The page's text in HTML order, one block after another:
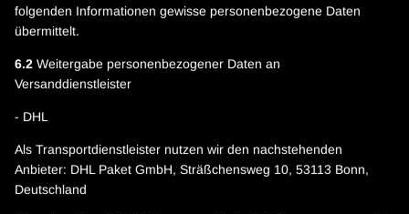
folgenden Informationen gewisse personenbezogene Daten
übermittelt.
6.2 Weitergabe personenbezogener Daten an
Versanddienstleister
- DHL
Als Transportdienstleister nutzen wir den nachstehenden
Anbieter: DHL Paket GmbH, Sträßchensweg 10, 53113 Bonn,
Deutschland